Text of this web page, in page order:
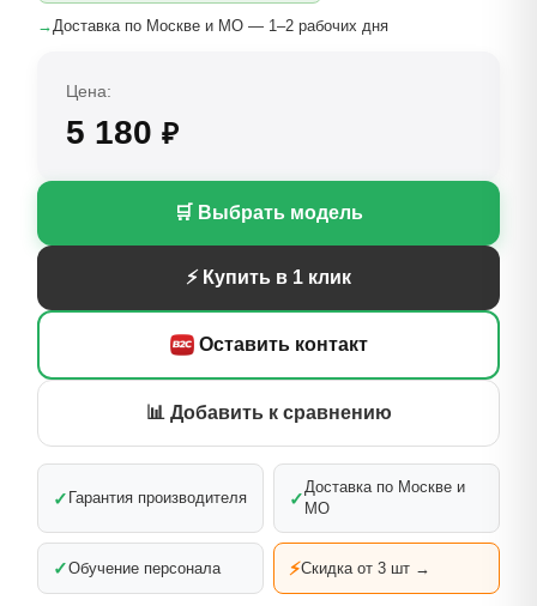
→Доставка по Москве и МО — 1–2 рабочих дня
Цена:
5 180 ₽
🛒 Выбрать модель
⚡ Купить в 1 клик
Оставить контакт
📊 Добавить к сравнению
✓ Гарантия производителя ✓
Доставка по Москве и
МО
✓Обучение персонала ⚡Скидка от 3 шт →